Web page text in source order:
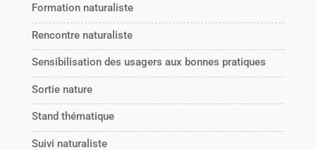
Formation naturaliste
Rencontre naturaliste
Sensibilisation des usagers aux bonnes pratiques
Sortie nature
Stand thématique
Suivi naturaliste